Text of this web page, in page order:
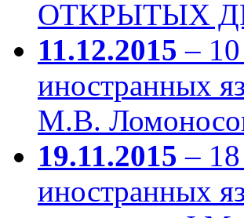
ОТКРЫТЫХ
11.12.2015 – 10
иностранных
М.В.
19.11.2015 –
иностранных